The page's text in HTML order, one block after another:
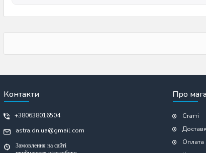
Контакти
+380638016504
astra.dn.ua@gmail.com
Замовлення на сайті
Про
Статті
Оплата